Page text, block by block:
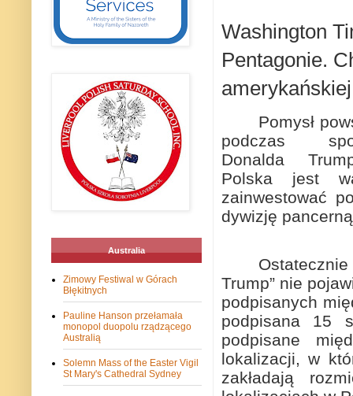
Washington
Pentagonie.
Pomysł
podczas
Donalda
Polska
jest
zainwestować
dywizję
Trump” nie
podpisanych
podpisana 15
podpisane
lokalizacji, w
zakładają
Australia
Zimowy Festiwal w Górach
Błękitnych
Pauline Hanson przełamała
monopol duopolu rządzącego
Australią
Solemn Mass of the Easter Vigil
St Mary's Cathedral Sydney